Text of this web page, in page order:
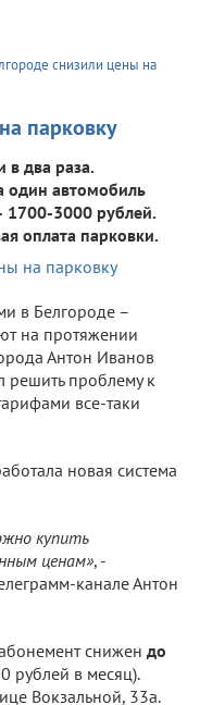
снизили цены на
парковку
в два раза.
один автомобиль
1700-3000 рублей.
оплата парковки.
в Белгороде –
на протяжении
Антон Иванов
решить проблему к
все-таки
новая система
купить
ценам», -
канале Антон
снижен до
рублей в месяц).
Вокзальной, 33а.